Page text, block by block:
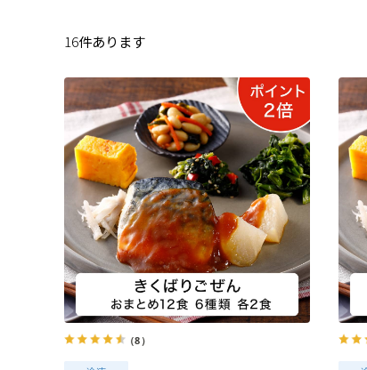
16件あります
（8）